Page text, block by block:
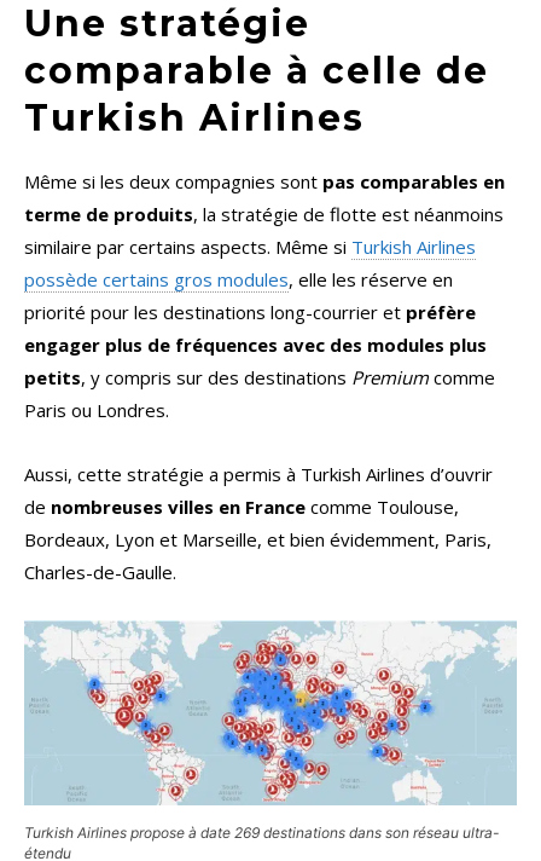
Une stratégie
comparable à celle de
Turkish Airlines
Même si les deux compagnies sont pas comparables en
terme de produits, la stratégie de flotte est néanmoins
similaire par certains aspects. Même si Turkish Airlines
possède certains gros modules, elle les réserve en
priorité pour les destinations long-courrier et préfère
engager plus de fréquences avec des modules plus
petits, y compris sur des destinations Premiumcomme
Paris ou Londres.
Aussi, cette stratégie a permis à Turkish Airlines d’ouvrir
de nombreuses villes en France comme Toulouse,
Bordeaux, Lyon et Marseille, et bien évidemment, Paris,
Charles-de-Gaulle.
Turkish Airlines propose à date 269 destinations dans son réseau ultra-
étendu